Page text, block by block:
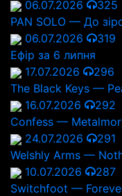
06.07.2026
325
PAN SOLO — До
06.07.2026
319
Ефір за 6 липня
17.07.2026
296
The Black Keys —
16.07.2026
292
Confess —
24.07.2026
291
Welshly Arms —
10.07.2026
287
Switchfoot —